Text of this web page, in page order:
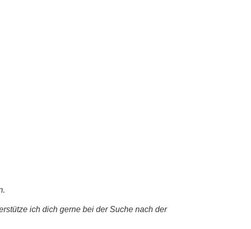
ich dich gerne bei der Suche nach der